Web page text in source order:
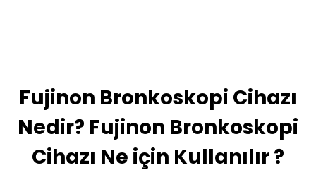
Fujinon Bronkoskopi Cihazı
Nedir? Fujinon Bronkoskopi
Cihazı Ne için Kullanılır ?